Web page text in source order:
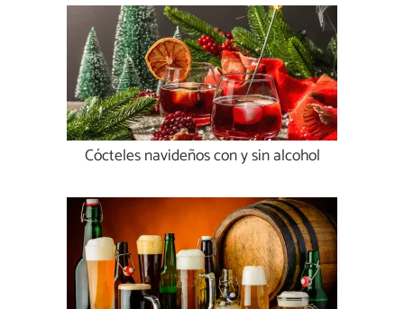
Cócteles navideños con y sin alcohol